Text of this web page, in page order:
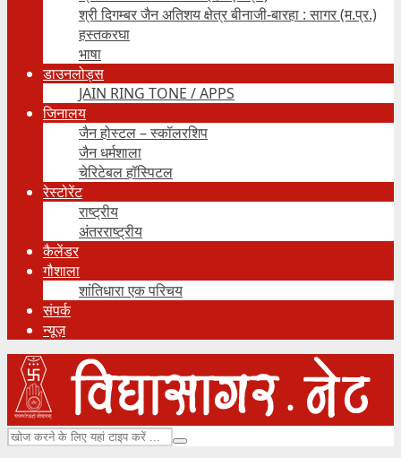
श्री दिगम्बर जैन अतिशय क्षेत्र बीनाजी-बारहा : सागर (म.प्र.)
हस्तकरघा
भाषा
डाउनलोड्स
JAIN RING TONE / APPS
जिनालय
जैन होस्टल – स्कॉलरशिप
जैन धर्मशाला
चेरिटेबल हॉस्पिटल
रेस्टोरेंट
राष्ट्रीय
अंतरराष्ट्रीय
कैलेंडर
गौशाला
शांतिधारा एक परिचय
संपर्क
न्यूज़